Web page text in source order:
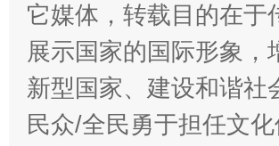
它媒体，转载目的在于
展示国家的国际形象
新型国家、建设和谐
民众/全民勇于担任文